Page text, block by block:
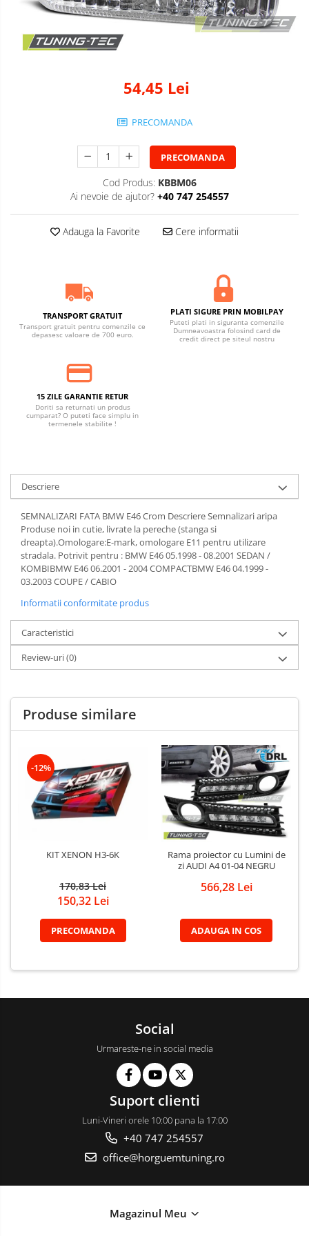
54,45 Lei
PRECOMANDA
PRECOMANDA
Cod Produs: KBBM06
Ai nevoie de ajutor? +40 747 254557
Adauga la Favorite Cere informatii
TRANSPORT GRATUIT
Transport gratuit pentru comenzile ce
depasesc valoare de 700 euro.
PLATI SIGURE PRIN MOBILPAY
Puteti plati in siguranta comenzile
Dumneavoastra folosind card de
credit direct pe siteul nostru
15 ZILE GARANTIE RETUR
Doriti sa returnati un produs
cumparat? O puteti face simplu in
termenele stabilite !
Descriere
SEMNALIZARI FATA BMW E46 Crom Descriere Semnalizari aripa
Produse noi in cutie, livrate la pereche (stanga si
dreapta).Omologare:E-mark, omologare E11 pentru utilizare
stradala. Potrivit pentru : BMW E46 05.1998 - 08.2001 SEDAN /
KOMBIBMW E46 06.2001 - 2004 COMPACTBMW E46 04.1999 -
03.2003 COUPE / CABIO
Informatii conformitate produs
Caracteristici
Review-uri(0)
Produse similare
-12%
KIT XENON H3-6K
170,83 Lei
150,32 Lei
PRECOMANDA
Rama proiector cu Lumini de
zi AUDI A4 01-04 NEGRU
566,28 Lei
ADAUGA IN COS
Social
Urmareste-ne in social media
Suport clienti
Luni-Vineri orele 10:00 pana la 17:00
+40 747 254557
office@horguemtuning.ro
Magazinul Meu